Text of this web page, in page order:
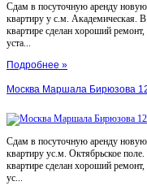
Сдам в посуточную аренду новую
квартиру у с.м. Академическая. В
квартире сделан хороший ремонт,
уста...
Подробнее »
Москва Маршала Бирюзова
Сдам в посуточную аренду новую
квартиру ус.м. Октябрьское
квартире сделан хороший ремонт,
ус...